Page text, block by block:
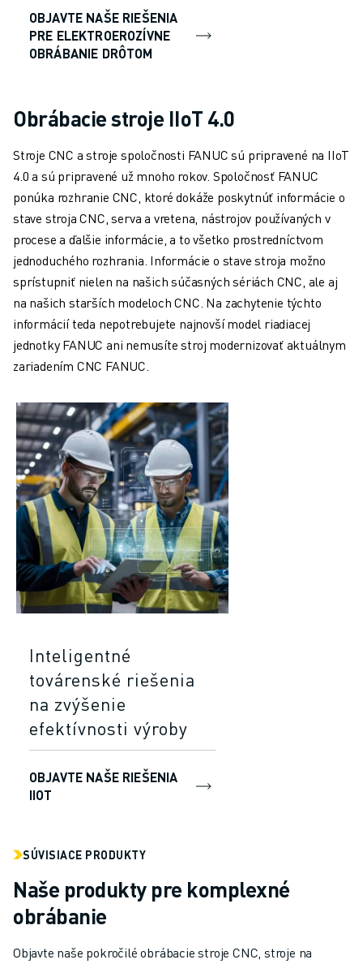
OBJAVTE NAŠE RIEŠENIA
PRE ELEKTROEROZÍVNE
OBRÁBANIE DRÔTOM
Obrábacie stroje IIoT 4.0
Stroje CNC a stroje spoločnosti FANUC sú pripravené na IIoT
4.0 a sú pripravené už mnoho rokov. Spoločnosť FANUC
ponúka rozhranie CNC, ktoré dokáže poskytnúť informácie o
stave stroja CNC, serva a vretena, nástrojov používaných v
procese a ďalšie informácie, a to všetko prostredníctvom
jednoduchého rozhrania. Informácie o stave stroja možno
sprístupniť nielen na našich súčasných sériách CNC, ale aj
na našich starších modeloch CNC. Na zachytenie týchto
informácií teda nepotrebujete najnovší model riadiacej
jednotky FANUC ani nemusíte stroj modernizovať aktuálnym
zariadením CNC FANUC.
Inteligentné
továrenské riešenia
na zvýšenie
efektívnosti výroby
OBJAVTE NAŠE RIEŠENIA
IIOT
SÚVISIACE PRODUKTY
Naše produkty pre komplexné
obrábanie
Objavte naše pokročilé obrábacie stroje CNC, stroje na